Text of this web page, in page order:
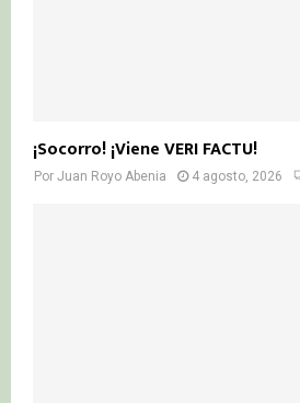
¡Socorro! ¡Viene VERI FACTU!
Por Juan Royo Abenia 4 agosto, 2026